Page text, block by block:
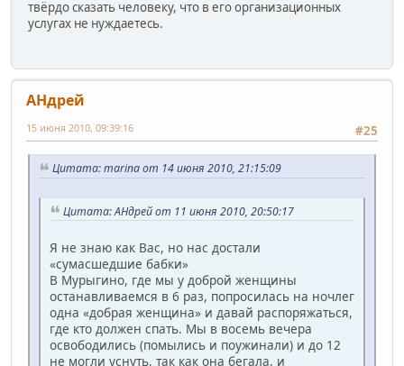
твёрдо сказать человеку, что в его организационных
услугах не нуждаетесь.
АHдрей
#25
15 июня 2010, 09:39:16
Цитата: marina от 14 июня 2010, 21:15:09
Цитата: АHдрей от 11 июня 2010, 20:50:17
Я не знаю как Вас, но нас достали
«сумасшедшие бабки»
В Мурыгино, где мы у доброй женщины
останавливаемся в 6 раз, попросилась на ночлег
одна «добрая женщина» и давай распоряжаться,
где кто должен спать. Мы в восемь вечера
освободились (помылись и поужинали) и до 12
не могли уснуть, так как она бегала, и